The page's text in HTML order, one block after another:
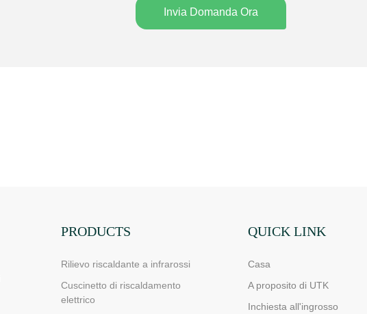
Invia Domanda Ora
PRODUCTS
Rilievo riscaldante a infrarossi
Cuscinetto di riscaldamento
elettrico
QUICK LINK
Casa
A proposito di UTK
Inchiesta all'ingrosso